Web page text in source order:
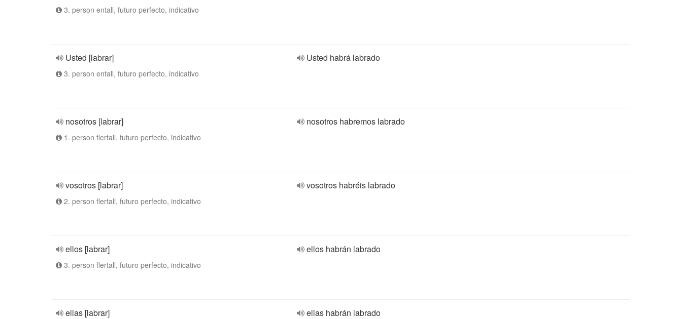
3. person entall, futuro perfecto, indicativo
Usted [labrar]
3. person entall, futuro perfecto, indicativo
Usted habrá labrado
nosotros [labrar]
1. person flertall, futuro perfecto, indicativo
nosotros habremos labrado
vosotros [labrar]
2. person flertall, futuro perfecto, indicativo
vosotros habréis labrado
ellos [labrar]
3. person flertall, futuro perfecto, indicativo
ellos habrán labrado
ellas [labrar] ellas habrán labrado